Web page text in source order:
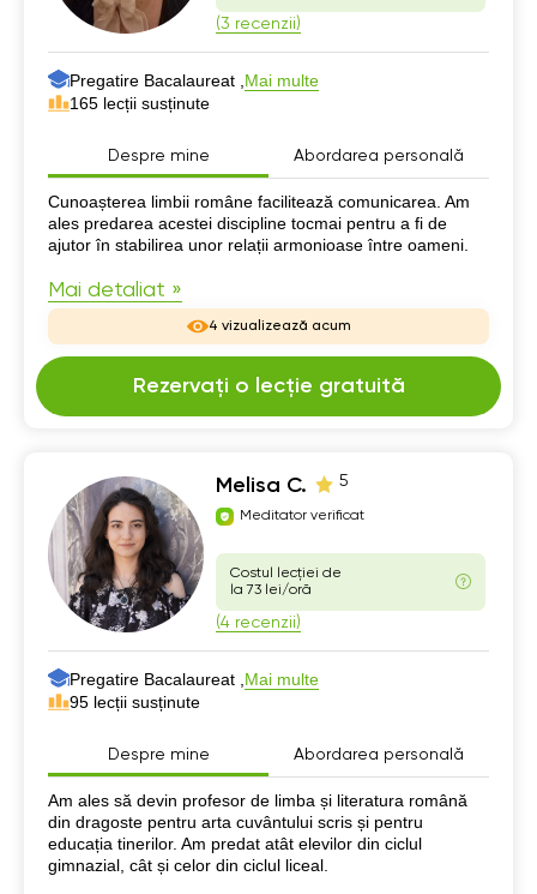
(3 recenzii)
Pregatire Bacalaureat , Mai multe
165 lecții susținute
Despre mine Abordarea personală
Despre mine
Cunoașterea limbii române facilitează comunicarea. Am
ales predarea acestei discipline tocmai pentru a fi de
ajutor în stabilirea unor relații armonioase între oameni.
Mai detaliat »
4 vizualizează acum
Rezervați o lecție gratuită
Melisa C. 5
Meditator verificat
Costul lecției de
la 73 lei/oră
(4 recenzii)
Pregatire Bacalaureat , Mai multe
95 lecții susținute
Despre mine Abordarea personală
Despre mine
Am ales să devin profesor de limba și literatura română
din dragoste pentru arta cuvântului scris și pentru
educația tinerilor. Am predat atât elevilor din ciclul
gimnazial, cât și celor din ciclul liceal.